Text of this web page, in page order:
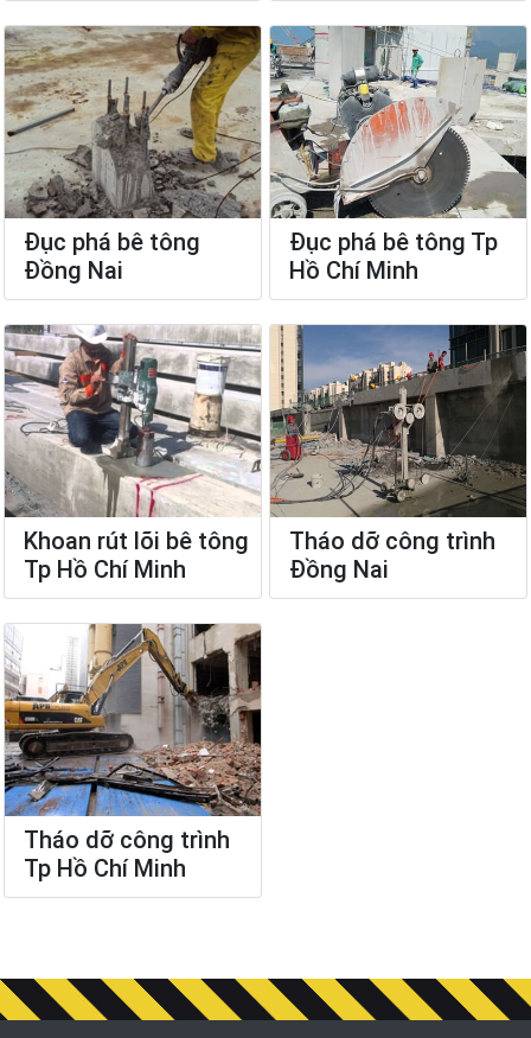
Đục phá bê tông
Đồng Nai
Đục phá bê tông Tp
Hồ Chí Minh
Khoan rút lõi bê tông
Tp Hồ Chí Minh
Tháo dỡ công trình
Đồng Nai
Tháo dỡ công trình
Tp Hồ Chí Minh